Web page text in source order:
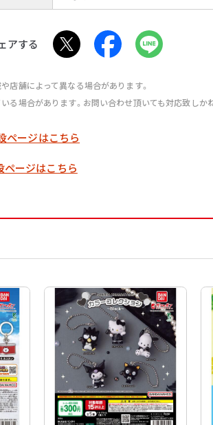
アする
店舗によって異なる場合があります。
る場合があります。お問い合わせ頂いても対応致しか
ページはこちら
ージはこちら